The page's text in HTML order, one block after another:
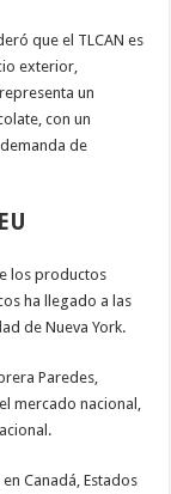
ó que el TLCAN es
exterior,
un
con un
de
los productos
ha llegado a las
de Nueva York.
Paredes,
mercado nacional,
Canadá , Estados